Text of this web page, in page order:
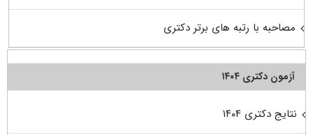
مصاحبه با رتبه های برتر دکتری
آزمون دکتری ۱۴۰۴
نتایج دکتری ۱۴۰۴